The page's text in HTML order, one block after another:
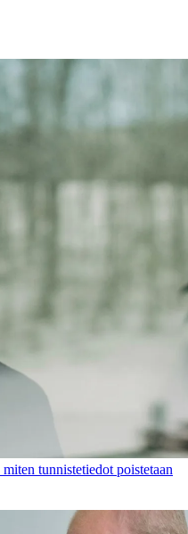
tunnistetiedot poistetaan